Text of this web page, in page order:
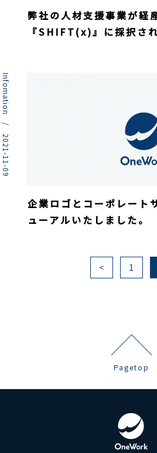
弊社の人材支援事業が経
『SHIFT(x)』に採択され
Infomation / 2021-11-09
企業ロゴとコーポレート
ューアルいたしました。
< 1
Pagetop